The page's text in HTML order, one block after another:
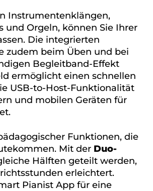
Instrumentenklängen,
und Orgeln, können Sie Ihrer
Die integrierten
zudem beim Üben und bei
Begleitband-Effekt
ermöglicht einen schnellen
USB-to-Host-Funktionalität
und mobilen Geräten für
Funktionen, die
Mit der Duo-
Hälften geteilt werden,
erleichtert.
Pianist App für eine